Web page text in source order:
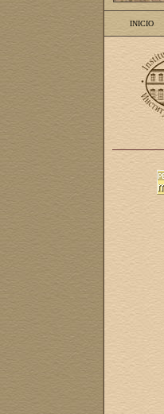
INICIO